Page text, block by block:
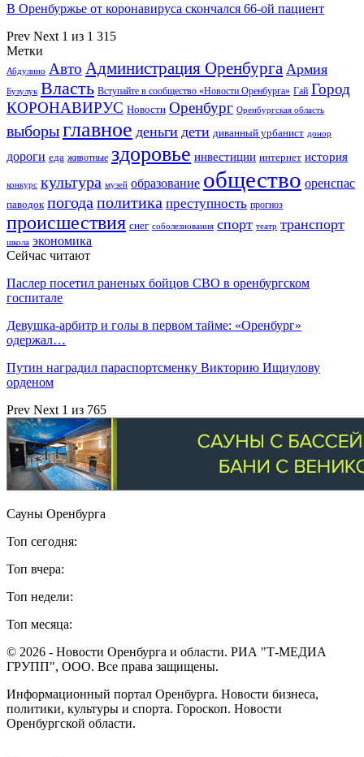
В Оренбуржье от коронавируса скончался 66-ой пациент
Prev Next 1 из 1 315
Метки
Абдулино Авто Администрация Оренбурга Армия
Бузулук Власть Вступайте в сообщество «Новости Оренбурга» Гай Город
КОРОНАВИРУС Новости Оренбург Оренбургская область
выборыглавное деньги дети диванный урбанист донор
дороги еда животные здоровье инвестиции интернет история
конкурс культура музей образование общество оренспас
паводок погода политика преступность прогноз
происшествия снег соболезнования спорт театр транспорт
школа экономика
Сейчас читают
Паслер посетил раненых бойцов СВО в оренбургском
госпитале
Девушка-арбитр и голы в первом тайме: «Оренбург»
одержал…
Путин наградил параспортсменку Викторию Ищиулову
орденом
Prev Next 1 из 765
Сауны Оренбурга
Топ сегодня:
Топ вчера:
Топ недели:
Топ месяца:
© 2026 - Новости Оренбурга и области. РИА "Т-МЕДИА
ГРУПП", ООО. Все права защищены.
Информационный портал Оренбурга. Новости бизнеса,
политики, культуры и спорта. Гороскоп. Новости
Оренбургской области.